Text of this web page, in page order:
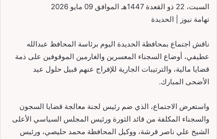
السبت، 22 ذو القعدة 1447هـ الموافق 09 مايو 2026
تهامة نيوز | الحديدة
ناقش اجتماع بمحافظة الحديدة اليوم برئاسة المحافظ عبدالله
عطيفي، أوضاع السجناء المعسرين والغارمين الموقوفين على ذمة
قضايا مالية، والترتيبات الجارية للإفراج عنهم قبيل حلول عيد
الأضحى المبارك.
واستعرض الاجتماع، الذي ضم رئيس لجنة معالجة قضايا السجون
والسجناء المكلفة من قائد الثورة ورئيس المجلس السياسي الأعلى
الشيخ علي ناصر قرشة، ووكيل المحافظة محمد حليصي، ورئيس